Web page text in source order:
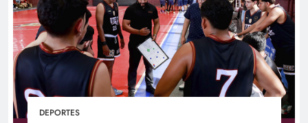
DEPORTES